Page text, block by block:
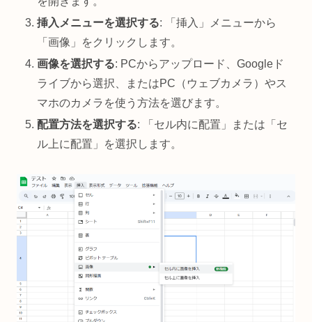
挿入メニューを選択する: 「挿入」メニューから
「画像」をクリックします。
画像を選択する: PCからアップロード、Googleド
ライブから選択、またはPC（ウェブカメラ）やス
マホのカメラを使う方法を選びます。
配置方法を選択する: 「セル内に配置」または「セ
ル上に配置」を選択します。